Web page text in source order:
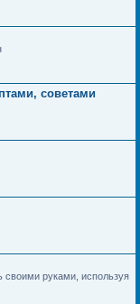
советами
руками, используя